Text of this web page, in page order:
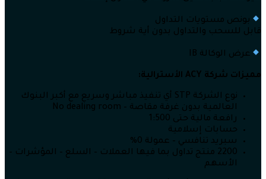
بونص مستويات التداول
قابل للسحب والتداول بدون أية شروط
عرض الوكالة IB
مميزات شركة ACY الأسترالية:
نوع الشركة STP أي تنفيذ مباشر وسريع مع أكبر البنوك
العالمية بدون غرفة مقاصة – No dealing room
رافعة مالية حتى 1:500
حسابات إسلامية
سبريد تنافسي – عمولة 0%
2200 منتج تداول بما فيها العملات – السلع – المؤشرات –
الأسهم